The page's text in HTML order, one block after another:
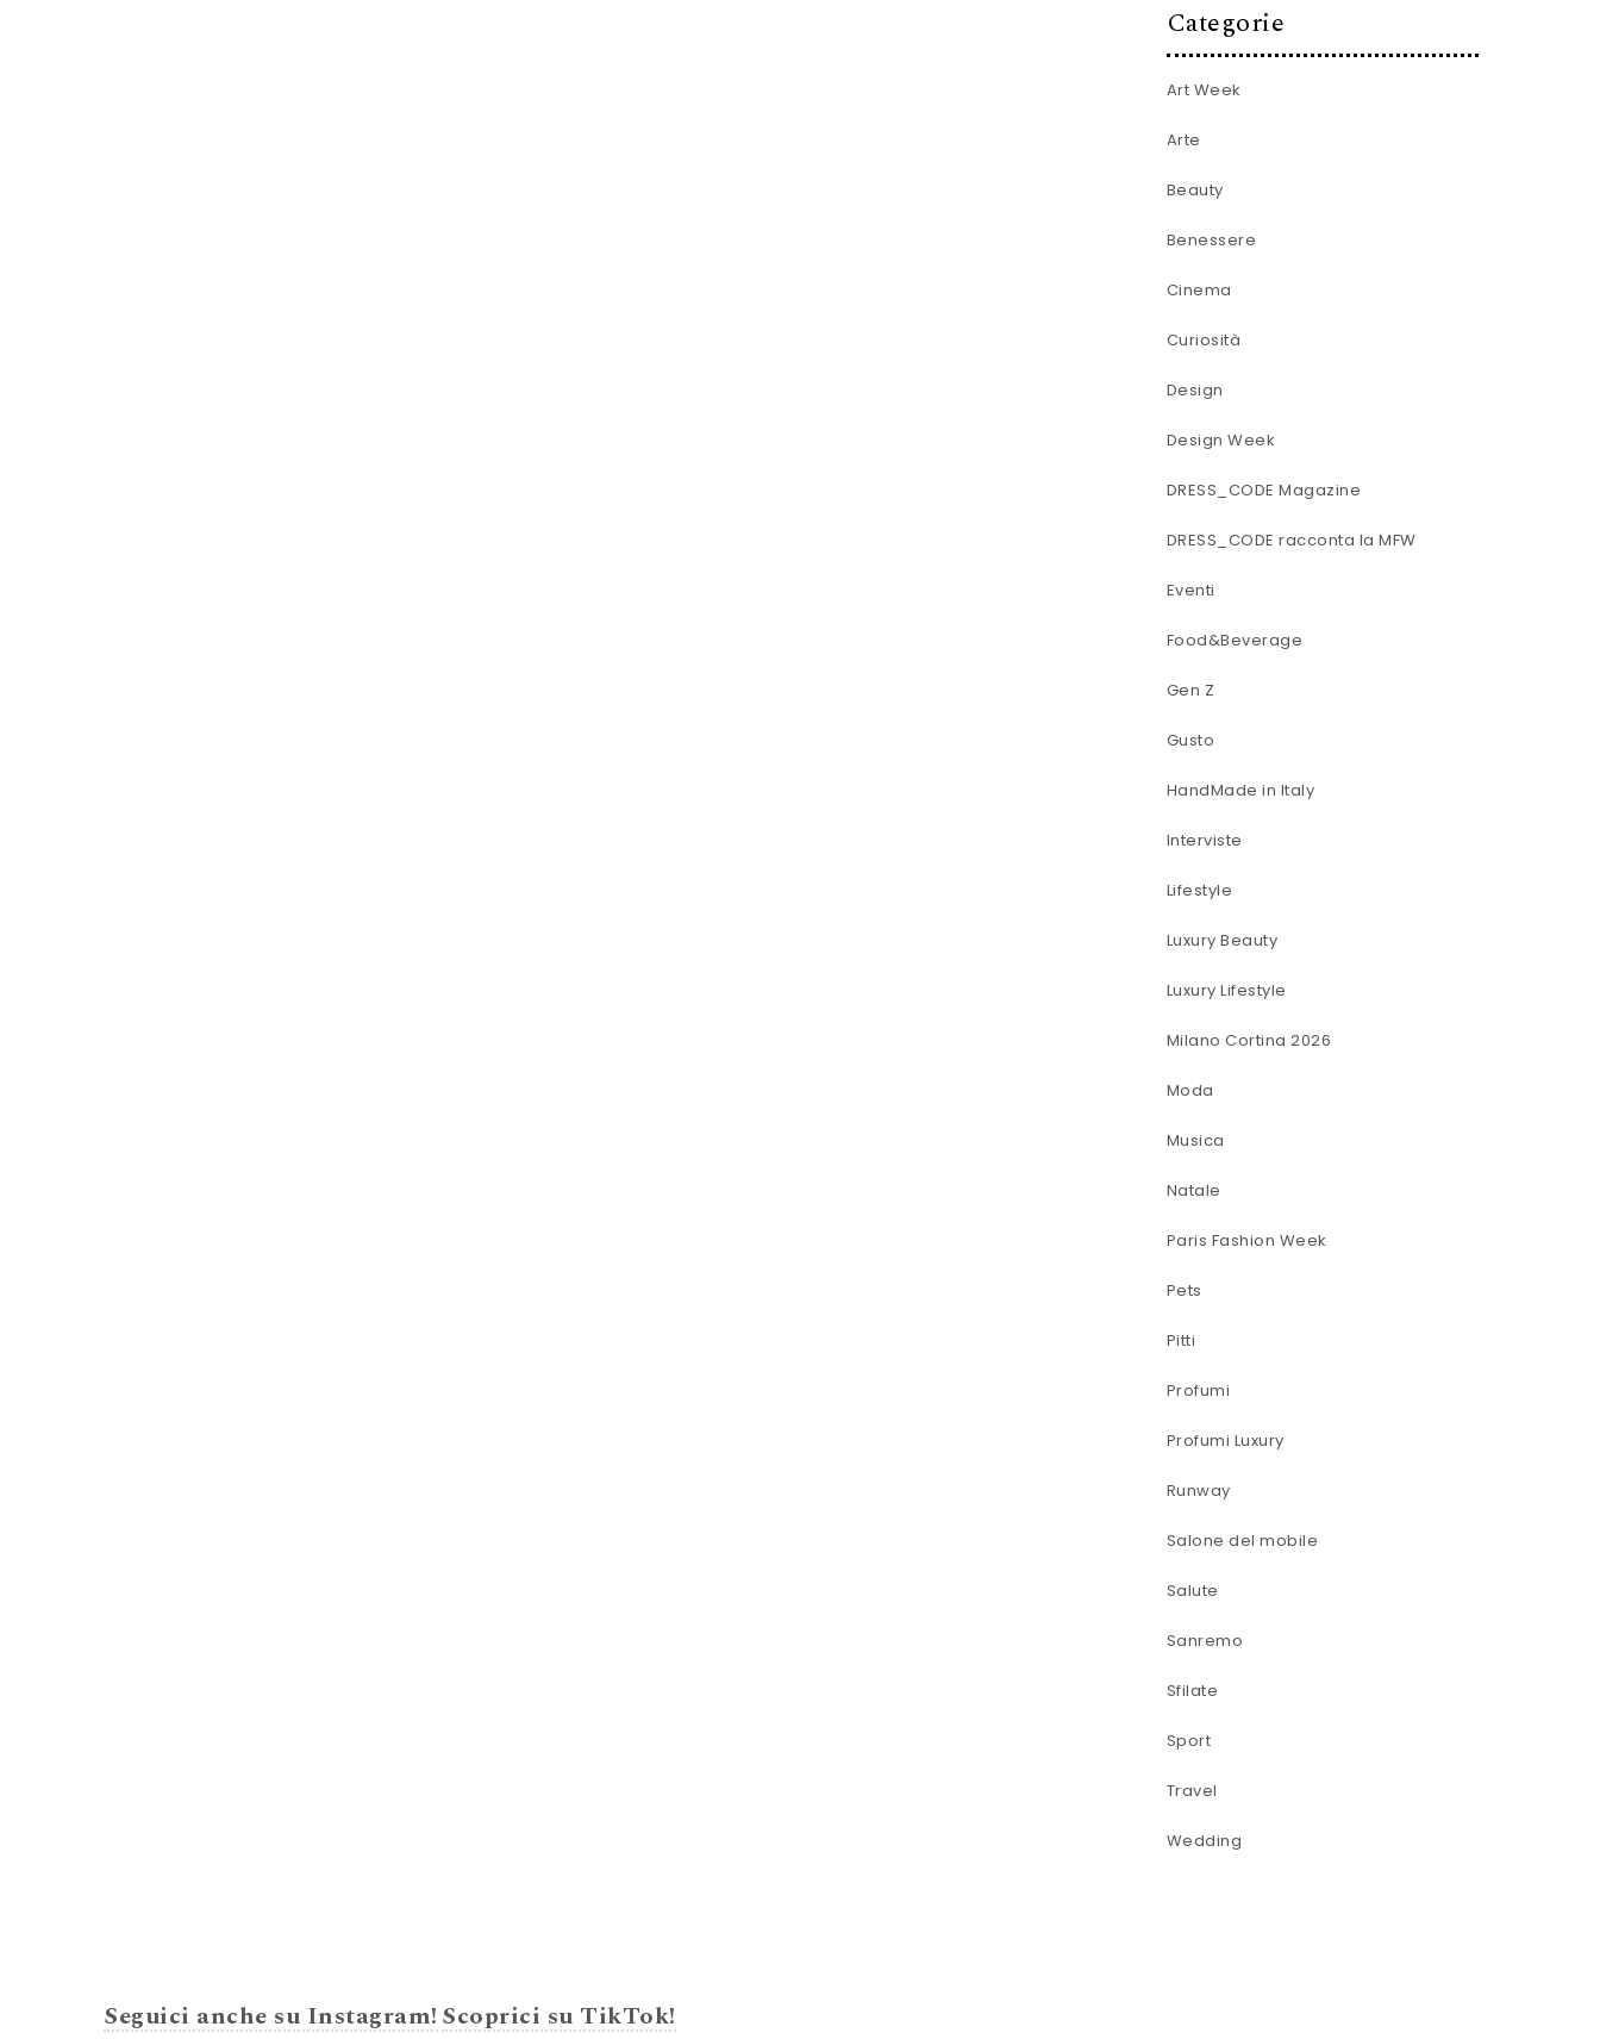
Categorie
Art Week
Arte
Beauty
Benessere
Cinema
Curiosità
Design
Design Week
DRESS_CODE Magazine
DRESS_CODE racconta la MFW
Eventi
Food&Beverage
Gen Z
Gusto
HandMade in Italy
Interviste
Lifestyle
Luxury Beauty
Luxury Lifestyle
Milano Cortina 2026
Moda
Musica
Natale
Paris Fashion Week
Pets
Pitti
Profumi
Profumi Luxury
Runway
Salone del mobile
Salute
Sanremo
Sfilate
Sport
Travel
Wedding
Seguici anche su Instagram! Scoprici su TikTok!